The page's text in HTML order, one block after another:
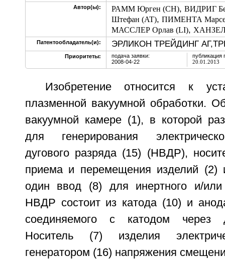
Автор(ы): РАММ Юрген (CH), ВИДРИГ
Штефан (AT), ПИМЕНТА
МАССЛЕР Орлав (LI),
Патентообладатель(и): ЭРЛИКОН ТРЕЙДИНГ
Приоритеты:
подача заявки:
2008-04-22
публикация
20.01.2013
Изобретение относится к
плазменной вакуумной обработки.
вакуумной камере (1), в которой
для генерирования
дугового разряда (15) (НВДР),
приема и перемещения изделий
один ввод (8) для инертного и/или
НВДР состоит из катода (10) и
соединяемого с катодом через
Носитель (7) изделия
генератором (16) напряжения